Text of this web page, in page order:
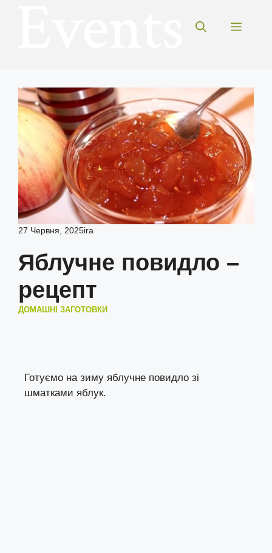
Меню
27 Червня, 2025ira
Яблучне повидло –
рецепт
ДОМАШНІ ЗАГОТОВКИ
Готуємо на зиму яблучне повидло зі
шматками яблук.